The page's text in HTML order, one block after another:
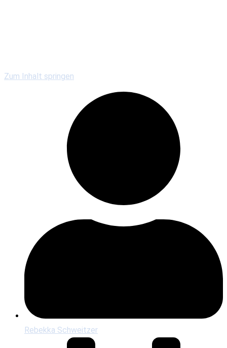
Zum Inhalt springen
Rebekka Schweitzer